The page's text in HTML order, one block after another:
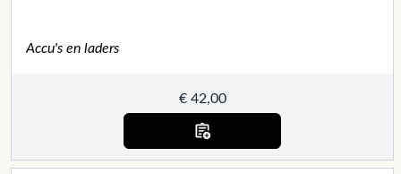
Accu's en laders
€42,00